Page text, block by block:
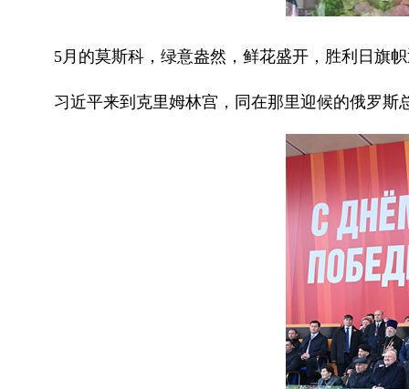
5月的莫斯科，绿意盎然，鲜花盛开，胜利日旗
习近平来到克里姆林宫，同在那里迎候的俄罗